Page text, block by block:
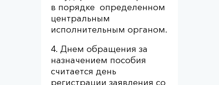
в порядке определенном
центральным
исполнительным органом.
4. Днем обращения за
назначением пособия
считается день
регистрации заявления со